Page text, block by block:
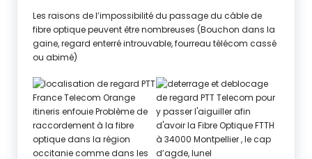
Les raisons de l’impossibilité du passage du câble de
fibre optique peuvent être nombreuses (Bouchon dans la
gaine, regard enterré introuvable, fourreau télécom cassé
ou abimé)